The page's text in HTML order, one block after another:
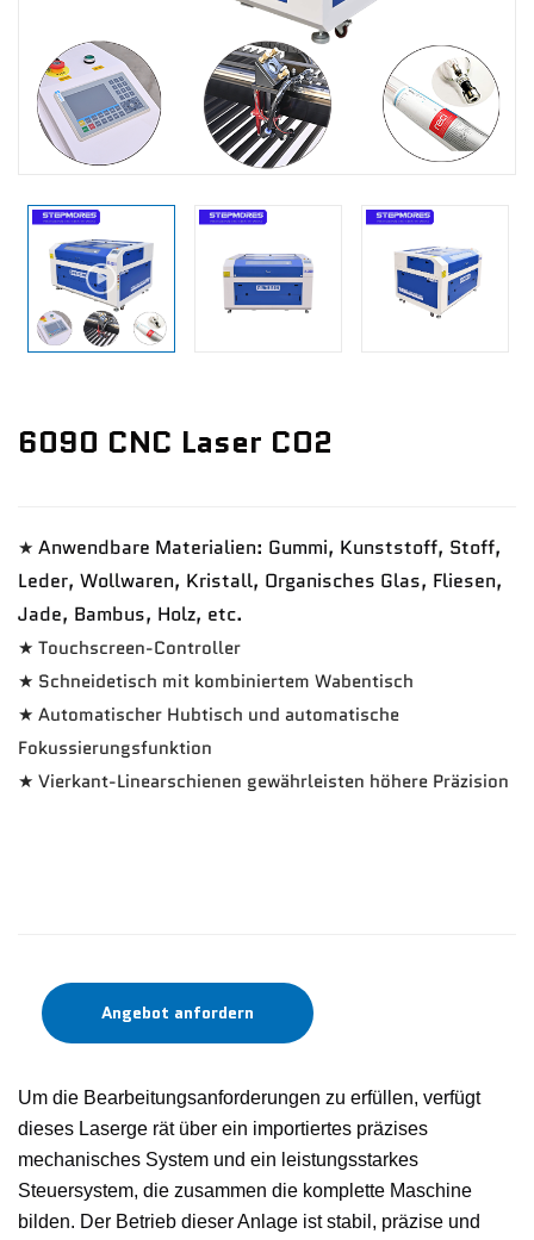
Nachrichten
Kontaktieren Sie Uns
6090 CNC Laser CO2
★ Anwendbare Materialien: Gummi, Kunststoff, Stoff,
Leder, Wollwaren, Kristall, Organisches Glas, Fliesen,
Jade, Bambus, Holz, etc.
★ Touchscreen-Controller
★ Schneidetisch mit kombiniertem Wabentisch
★ Automatischer Hubtisch und automatische
Fokussierungsfunktion
★ Vierkant-Linearschienen gewährleisten höhere Präzision
Angebot anfordern
Um die Bearbeitungsanforderungen zu erfüllen, verfügt
dieses Laserge rät über ein importiertes präzises
mechanisches System und ein leistungsstarkes
Steuersystem, die zusammen die komplette Maschine
bilden. Der Betrieb dieser Anlage ist stabil, präzise und